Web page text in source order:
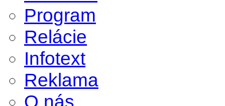
Program
Relácie
Infotext
Reklama
O nás